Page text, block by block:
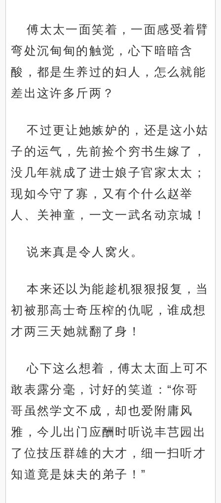
傅太太一面笑着，一面感受着臂
弯处沉甸甸的触觉，心下暗暗含
酸，都是生养过的妇人，怎么就能
差出这许多斤两？
不过更让她嫉妒的，还是这小姑
子的运气，先前捡个穷书生嫁了，
没几年就成了进士娘子官家太太；
现如今守了寡，又有个什么赵举
人、关神童，一文一武名动京城！
说来真是令人窝火。
本来还以为能趁机狠狠报复，当
初被那高士奇压榨的仇呢，谁成想
才两三天她就翻了身！
心下这么想着，傅太太面上可不
敢表露分毫，讨好的笑道：“你哥
哥虽然学文不成，却也爱附庸风
雅，今儿出门应酬时听说丰芑园出
了位技压群雄的大才，细一扫听才
知道竟是妹夫的弟子！”